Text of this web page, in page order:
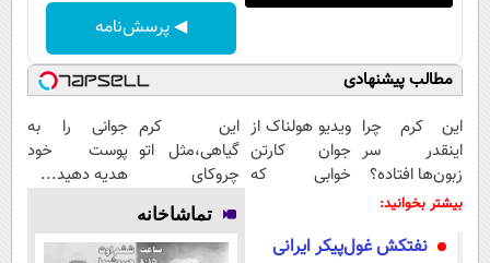
◀ پرسش‌نامه
مطالب پیشنهادی
این کرم چرا
اینقدر سر
زبون‌ها افتاده؟
ویدیو هولناک از
جوان کارتن
خوابی که
این کرم
گیاهی،مثل اتو
چروکای
پوستتوصاف
میکنه!50%تخفیف
جوانی را به
پوست خود
هدیه دهید...
بیشتر بخوانید:
نفتکش غول‌پیکر ایرانی
تماشاخانه